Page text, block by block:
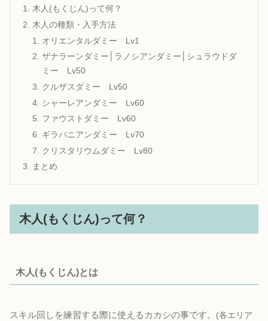
木人(もくじん)って何？
木人の種類・入手方法
オリエンタルダミー Lv1
ザナラーンダミー│ラノシアンダミー│シュラウドダ
ミー Lv50
クルザスダミー Lv50
シャーレアンダミー Lv60
ファウストダミー Lv60
ギラバニアンダミー Lv70
クリスタリウムダミー Lv80
まとめ
木人(もくじん)って何？
木人(もくじん)とは
スキル回しを練習する際に使えるカカシの事です。 (各エリア